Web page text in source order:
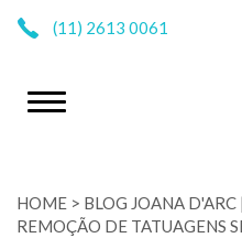
(11) 2613 0061
HOME > BLOG JOANA
REMOÇÃO DE TATUAGENS